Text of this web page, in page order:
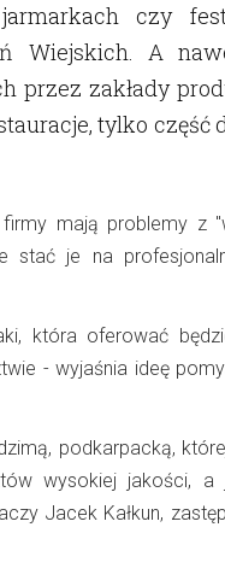
czy
Wiejskich. A
przez zakłady
tylko część
mają problemy z
stać je na
która oferować
- wyjaśnia ideę
podkarpacką,
wysokiej jakości, a
Jacek Kałkun,